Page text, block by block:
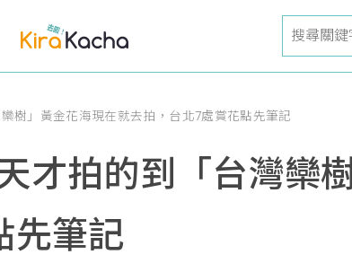
樹」黃金花海現在就去拍，台北7處賞花點先筆記
才拍的到「台灣欒
先筆記